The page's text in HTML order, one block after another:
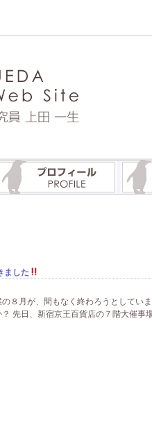
ました
８月が、間もなく終わろうとしてい
先日、新宿京王百貨店の７階大催